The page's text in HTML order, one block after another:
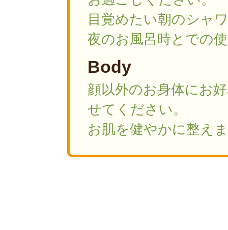
目覚めたい朝のシャ
夜のお風呂時とでの
Body
顔以外のお身体にお
せてください。
お肌を健やかに整え